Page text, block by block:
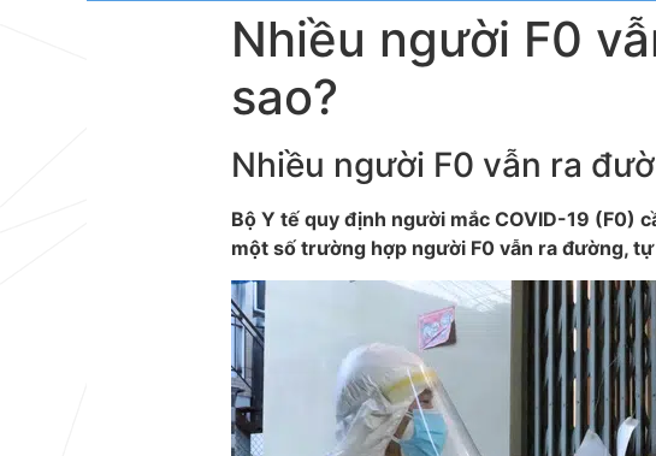
Nhiều người F0
sao?
Nhiều người F0 vẫn ra
Bộ Y tế quy định người mắc COVID-19 (F0)
một số trường hợp người F0 vẫn ra đường,